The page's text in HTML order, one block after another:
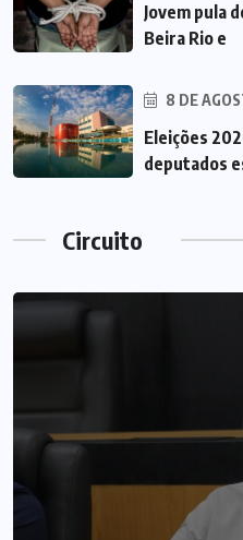
Jovem pula
Beira Rio e
8 DE
Eleições
deputados
Circuito